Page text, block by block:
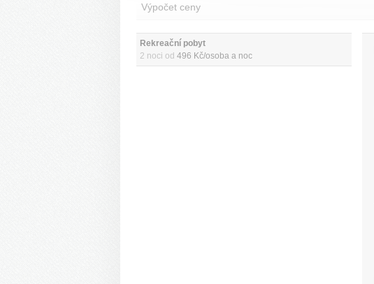
Výpočet ceny
Rekreační pobyt
2 noci od 496 Kč/osoba a noc